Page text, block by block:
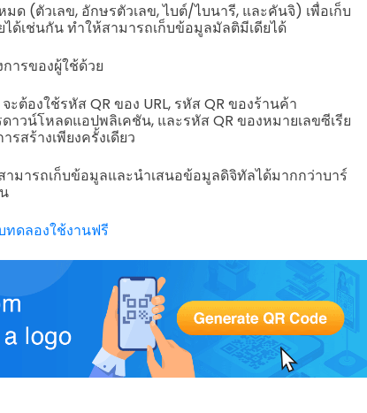
ด (ตัวเลข, อักษรตัวเลข, ไบต์/ไบนารี, และคันจิ) เพื่อเก็บ
ด้เช่นกัน ทำให้สามารถเก็บข้อมูลมัลติมีเดียได้
ารของผู้ใช้ด้วย
ะต้องใช้รหัส QR ของ URL, รหัส QR ของร้านค้า
าวน์โหลดแอปพลิเคชัน, และรหัส QR ของหมายเลขซีเรีย
สร้างเพียงครั้งเดียว
มารถเก็บข้อมูลและนำเสนอข้อมูลดิจิทัลได้มากกว่าบาร์
ทดลองใช้งานฟรี